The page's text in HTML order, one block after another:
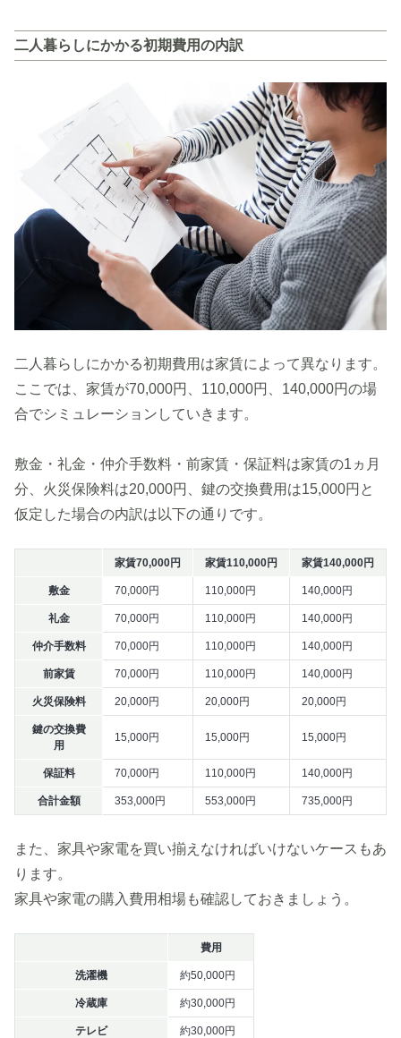
二人暮らしにかかる初期費用の内訳
二人暮らしにかかる初期費用は家賃によって異なります。
ここでは、家賃が70,000円、110,000円、140,000円の場
合でシミュレーションしていきます。
敷金・礼金・仲介手数料・前家賃・保証料は家賃の1ヵ月
分、火災保険料は20,000円、鍵の交換費用は15,000円と
仮定した場合の内訳は以下の通りです。
家賃70,000円 家賃110,000円 家賃140,000円
敷金 70,000円 110,000円 140,000円
礼金 70,000円 110,000円 140,000円
仲介手数料 70,000円 110,000円 140,000円
前家賃 70,000円 110,000円 140,000円
火災保険料 20,000円 20,000円 20,000円
鍵の交換費
用
15,000円 15,000円 15,000円
保証料 70,000円 110,000円 140,000円
合計金額 353,000円 553,000円 735,000円
また、家具や家電を買い揃えなければいけないケースもあ
ります。
家具や家電の購入費用相場も確認しておきましょう。
費用
洗濯機 約50,000円
冷蔵庫 約30,000円
テレビ 約30,000円